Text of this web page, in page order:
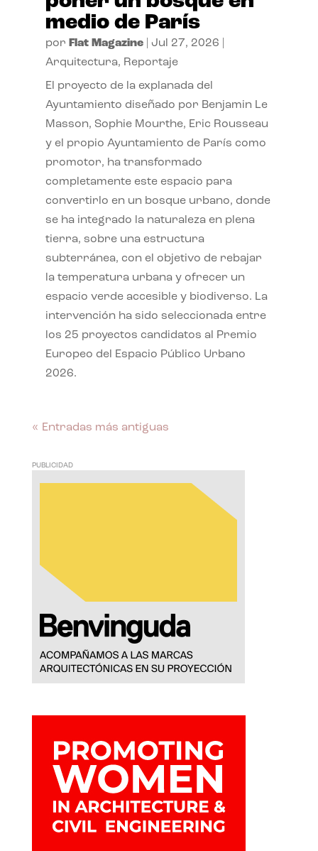
medio de París
por Flat Magazine| Jul 27, 2026
Arquitectura, Reportaje
El proyecto de la explanada del
Ayuntamiento diseñado por Benjamin Le
Masson, Sophie Mourthe, Eric Rousseau
y el propio Ayuntamiento de París como
promotor, ha transformado
completamente este espacio para
convertirlo en un bosque urbano, donde
se ha integrado la naturaleza en plena
tierra, sobre una estructura
subterránea, con el objetivo de rebajar
la temperatura urbana y ofrecer un
espacio verde accesible y biodiverso. La
intervención ha sido seleccionada entre
los 25 proyectos candidatos al Premio
Europeo del Espacio Público Urbano
2026.
« Entradas más antiguas
PUBLICIDAD